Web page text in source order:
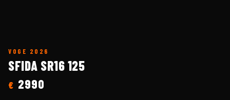
VOGE 2026
SFIDA SR16 125
€ 2990